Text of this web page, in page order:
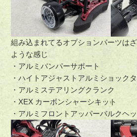
組み込まれてるオプションパーツは
ような感じ
・アルミバンパーサポート
・ハイトアジャストアルミショック
・アルミステアリングクランク
・XEX カーボンシャーシキット
・アルミフロントアッパーバルクヘ